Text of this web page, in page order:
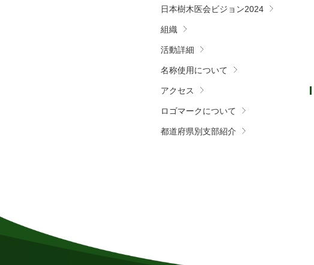
日本樹木医会ビジョン2024
組織
活動詳細
名称使用について
アクセス
ロゴマークについて
都道府県別支部紹介